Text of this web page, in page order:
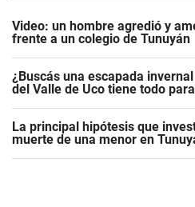
Video: un hombre agredió y
frente a un colegio de Tunuyán
¿Buscás una escapada
del Valle de Uco tiene todo
La principal hipótesis que
muerte de una menor en